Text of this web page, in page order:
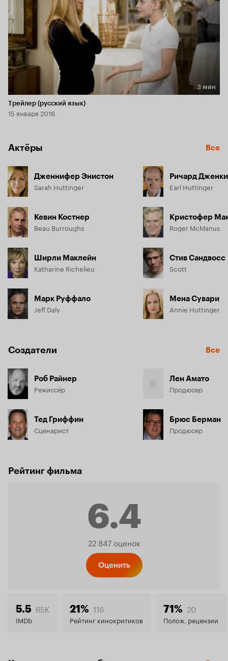
найти ответ на мучающий ее вопрос, Сара отправляется на
поиски человека, который, вероятно, сможет ей помочь.
Длительность 3 мин
3 мин
Трейлер (русский язык)
15 января 2016
Актёры Все
Дженнифер Энистон
Sarah Huttinger
Кевин Костнер
Beau Burroughs
Ширли Маклейн
Katharine Richelieu
Марк Руффало
Jeff Daly
Ричард
Earl Huttinger
Кристофер
Roger McManus
Стив Сандвосс
Scott
Мена Сувари
Annie Huttinger
Создатели Все
Роб Райнер
Режиссёр
Тед Гриффин
Сценарист
Лен Амато
Продюсер
Брюс Берман
Продюсер
Рейтинг фильма
6.4
Рейтинг
6.4
22 847 оценок
Оценить
5.5 65K
IMDb
21% 116
Рейтинг кинокритиков
71% 20
Полож. рецензии